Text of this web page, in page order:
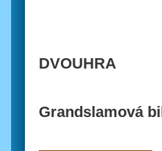
DVOUHRA
Grandslamová